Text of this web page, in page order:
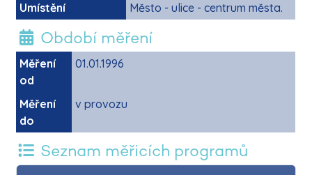
Umístění
Město - ulice - centrum města.
Období měření
Měření
od
01.01.1996
Měření
do
v provozu
Seznam měřicích programů